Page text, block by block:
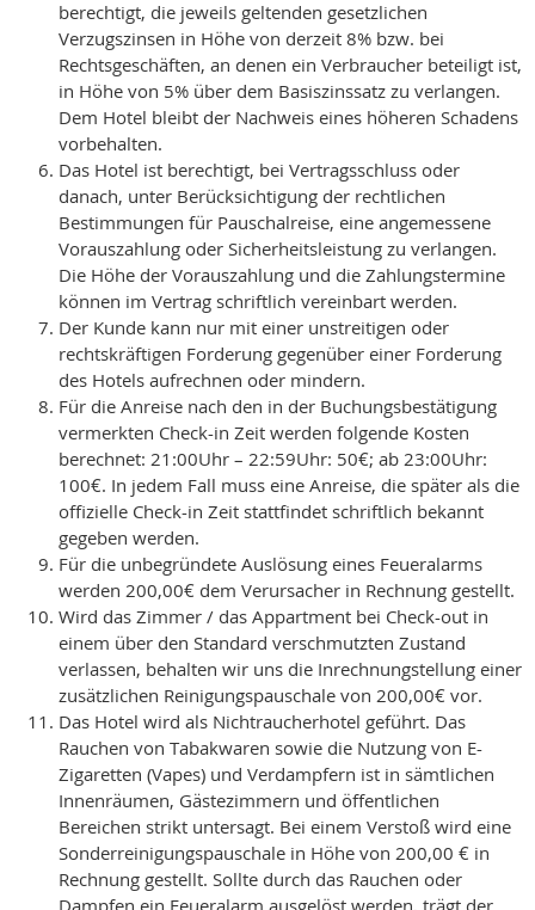
berechtigt, die jeweils geltenden gesetzlichen
Verzugszinsen in Höhe von derzeit 8% bzw. bei
Rechtsgeschäften, an denen ein Verbraucher beteiligt ist,
in Höhe von 5% über dem Basiszinssatz zu verlangen.
Dem Hotel bleibt der Nachweis eines höheren Schadens
vorbehalten.
Das Hotel ist berechtigt, bei Vertragsschluss oder
danach, unter Berücksichtigung der rechtlichen
Bestimmungen für Pauschalreise, eine angemessene
Vorauszahlung oder Sicherheitsleistung zu verlangen.
Die Höhe der Vorauszahlung und die Zahlungstermine
können im Vertrag schriftlich vereinbart werden.
Der Kunde kann nur mit einer unstreitigen oder
rechtskräftigen Forderung gegenüber einer Forderung
des Hotels aufrechnen oder mindern.
Für die Anreise nach den in der Buchungsbestätigung
vermerkten Check-in Zeit werden folgende Kosten
berechnet: 21:00Uhr – 22:59Uhr: 50€; ab 23:00Uhr:
100€. In jedem Fall muss eine Anreise, die später als die
offizielle Check-in Zeit stattfindet schriftlich bekannt
gegeben werden.
Für die unbegründete Auslösung eines Feueralarms
werden 200,00€ dem Verursacher in Rechnung gestellt.
Wird das Zimmer / das Appartment bei Check-out in
einem über den Standard verschmutzten Zustand
verlassen, behalten wir uns die Inrechnungstellung einer
zusätzlichen Reinigungspauschale von 200,00€ vor.
Das Hotel wird als Nichtraucherhotel geführt. Das
Rauchen von Tabakwaren sowie die Nutzung von E-
Zigaretten (Vapes) und Verdampfern ist in sämtlichen
Innenräumen, Gästezimmern und öffentlichen
Bereichen strikt untersagt. Bei einem Verstoß wird eine
Sonderreinigungspauschale in Höhe von 200,00 € in
Rechnung gestellt. Sollte durch das Rauchen oder